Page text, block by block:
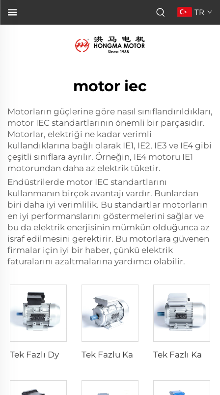
TR
motor iec
Motorların güçlerine göre nasıl sınıflandırıldıkları,
motor IEC standartlarının önemli bir parçasıdır.
Motorlar, elektriği ne kadar verimli
kullandıklarına bağlı olarak IE1, IE2, IE3 ve IE4 gibi
çeşitli sınıflara ayrılır. Örneğin, IE4 motoru IE1
motorundan daha az elektrik tüketir.
Endüstrilerde motor IEC standartlarını
kullanmanın birçok avantajı vardır. Bunlardan
biri daha iyi verimlilik. Bu standartlar motorların
en iyi performanslarını göstermelerini sağlar ve
bu da elektrik enerjisinin mümkün olduğunca az
israf edilmesini gerektirir. Bu motorlara güvenen
firmalar için iyi bir haber, çünkü elektrik
faturalarını azaltmalarına yardımcı olabilir.